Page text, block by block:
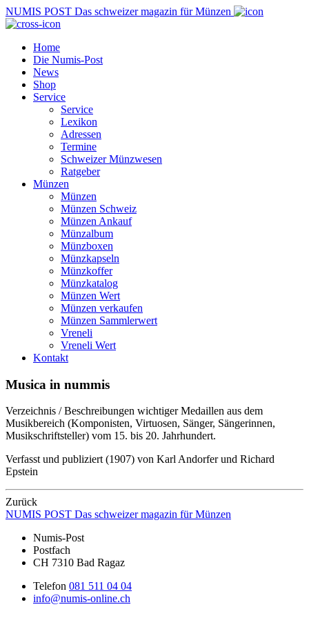
NUMIS POST Das schweizer magazin für Münzen
Home
Die Numis-Post
News
Shop
Service
Service
Lexikon
Adressen
Termine
Schweizer Münzwesen
Ratgeber
Münzen
Münzen
Münzen Schweiz
Münzen Ankauf
Münzalbum
Münzboxen
Münzkapseln
Münzkoffer
Münzkatalog
Münzen Wert
Münzen verkaufen
Münzen Sammlerwert
Vreneli
Vreneli Wert
Kontakt
Musica in nummis
Verzeichnis / Beschreibungen wichtiger Medaillen aus dem
Musikbereich (Komponisten, Virtuosen, Sänger, Sängerinnen,
Musikschriftsteller) vom 15. bis 20. Jahrhundert.
Verfasst und publiziert (1907) von Karl Andorfer und Richard
Epstein
Zurück
NUMIS POST Das schweizer magazin für Münzen
Numis-Post
Postfach
CH 7310 Bad Ragaz
Telefon 081 511 04 04
info@numis-online.ch